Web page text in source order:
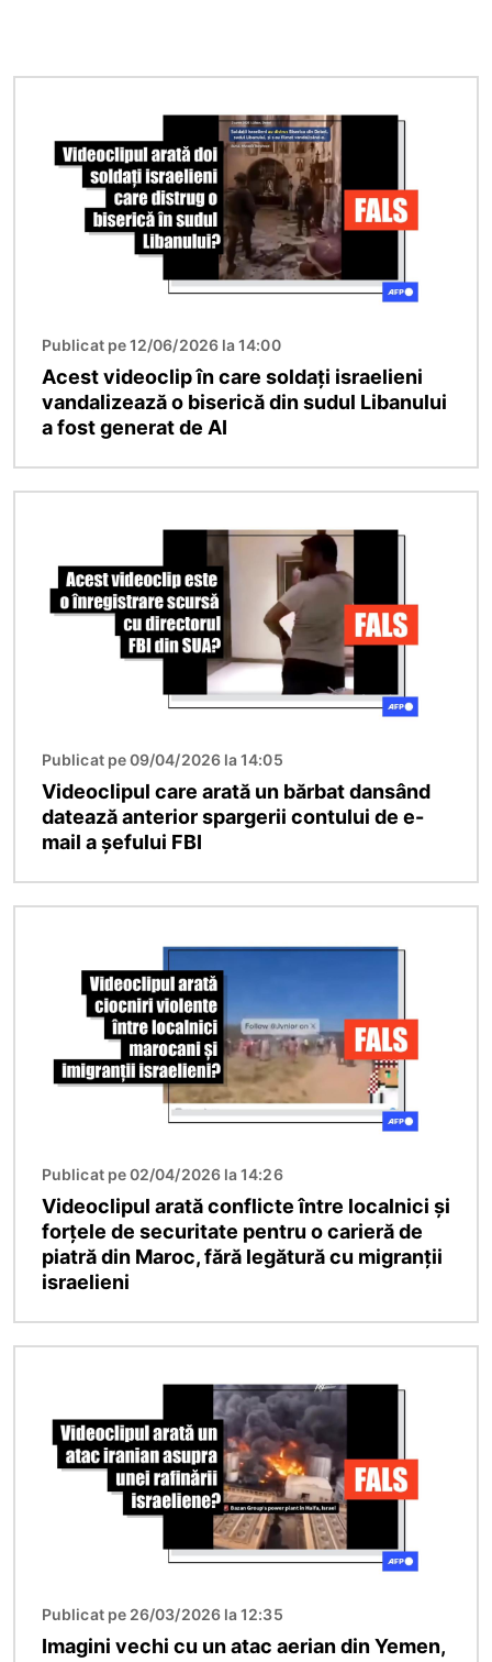
Publicat pe 12/06/2026 la 14:00
Acest videoclip în care soldați israelieni
vandalizează o biserică din sudul Libanului
a fost generat de AI
Publicat pe 09/04/2026 la 14:05
Videoclipul care arată un bărbat dansând
datează anterior spargerii contului de e-
mail a șefului FBI
Publicat pe 02/04/2026 la 14:26
Videoclipul arată conflicte între localnici și
forțele de securitate pentru o carieră de
piatră din Maroc, fără legătură cu migranții
israelieni
Publicat pe 26/03/2026 la 12:35
Imagini vechi cu un atac aerian din Yemen,